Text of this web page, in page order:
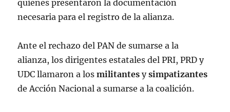
quienes presentaron la documentación
necesaria para el registro de la alianza.
Ante el rechazo del PAN de sumarse a la
alianza, los dirigentes estatales del PRI, PRD y
UDC llamaron a losmilitantesysimpatizantes
de Acción Nacional a sumarse a la coalición.